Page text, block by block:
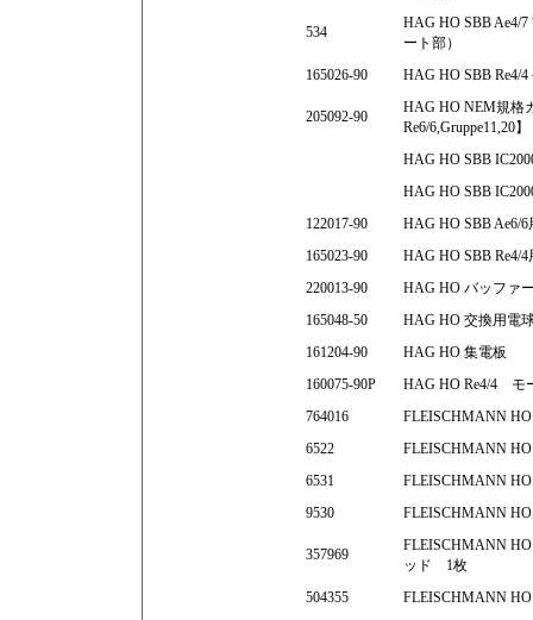
534
HAG HO SBB Ae4/
ート部）
165026-90
HAG HO SBB Re4/
205092-90
HAG HO NEM規格
Re6/6,Gruppe11,20】
HAG HO SBB
HAG HO SBB
122017-90
HAG HO SBB
165023-90
HAG HO SBB
220013-90
HAG HO バッファ
165048-50
HAG HO 交換用電
161204-90
HAG HO 集電板
160075-90P
HAG HO Re4/4 モ
764016
FLEISCHMANN
6522
FLEISCHMANN
6531
FLEISCHMANN
9530
FLEISCHMANN
357969
FLEISCHMANN
ッド 1枚
504355
FLEISCHMANN